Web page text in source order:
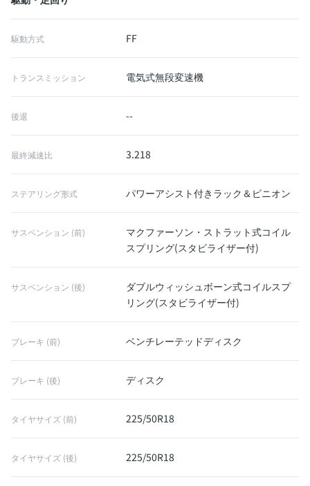
駆動方式 FF
トランスミッション 電気式無段変速機
後退 --
最終減速比 3.218
ステアリング形式 パワーアシスト付きラック＆ピニオン
サスペンション (前)
マクファーソン・ストラット式コイル
スプリング(スタビライザー付)
サスペンション (後)
ダブルウィッシュボーン式コイルスプ
リング(スタビライザー付)
ブレーキ (前) ベンチレーテッドディスク
ブレーキ (後) ディスク
タイヤサイズ (前) 225/50R18
タイヤサイズ (後) 225/50R18